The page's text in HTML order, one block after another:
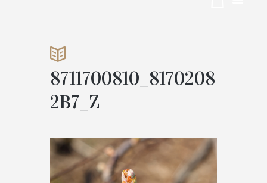
ACCUEIL VIGNOBLE
ATTACHMENT:
8711700810_8170208
2B7_Z